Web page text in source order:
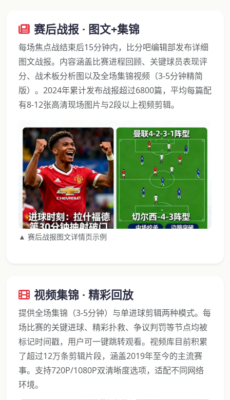
赛后战报 · 图文+集锦
每场焦点战结束后15分钟内，比分吧编辑部发布详细
图文战报。内容涵盖比赛进程回顾、关键球员表现评
分、战术板分析图以及全场集锦视频（3-5分钟精简
版）。2024年累计发布战报超过6800篇，平均每篇配
有8-12张高清现场图片与2段以上视频剪辑。
▲ 赛后战报图文详情页示例
视频集锦 · 精彩回放
提供全场集锦（3-5分钟）与单进球剪辑两种模式。每
场比赛的关键进球、精彩扑救、争议判罚等节点均被
标记时间戳，用户可一键跳转观看。视频库目前积累
了超过12万条剪辑片段，涵盖2019年至今的主流赛
事。支持720P/1080P双清晰度选项，适配不同网络
环境。